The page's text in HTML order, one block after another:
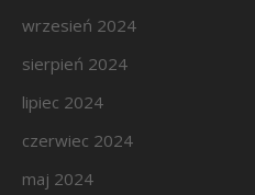
wrzesień 2024
sierpień 2024
lipiec 2024
czerwiec 2024
maj 2024